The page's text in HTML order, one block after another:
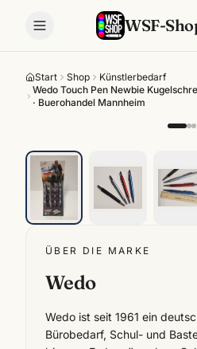
WSF-
Start Shop
Künstlerbedarf
Wedo Touch Pen Newbie
· Buerohandel Mannheim
ÜBER DIE MARKE
Wedo
Wedo ist seit 1961 ein
Bürobedarf, Schul- und